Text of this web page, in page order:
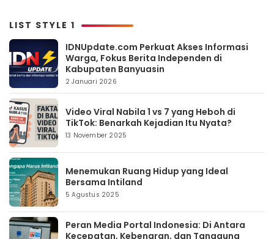
LIST STYLE 1
IDNUpdate.com Perkuat Akses Informasi
Warga, Fokus Berita Independen di
Kabupaten Banyuasin
2 Januari 2026
Video Viral Nabila 1 vs 7 yang Heboh di
TikTok: Benarkah Kejadian Itu Nyata?
13 November 2025
Menemukan Ruang Hidup yang Ideal
Bersama Intiland
5 Agustus 2025
Peran Media Portal Indonesia: Di Antara
Kecepatan, Kebenaran, dan Tanggung